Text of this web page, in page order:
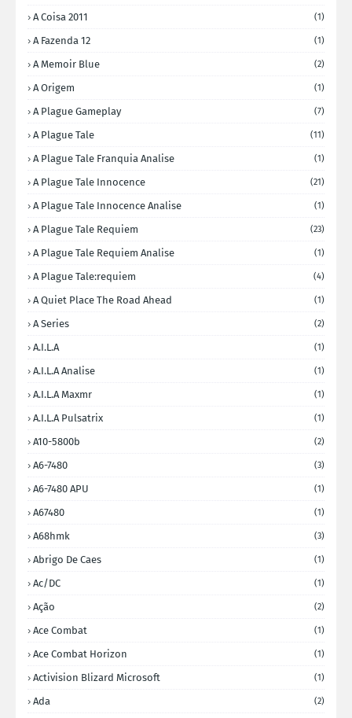
A Coisa 2011 (1)
A Fazenda 12 (1)
A Memoir Blue (2)
A Origem (1)
A Plague Gameplay (7)
A Plague Tale (11)
A Plague Tale Franquia Analise (1)
A Plague Tale Innocence (21)
A Plague Tale Innocence Analise (1)
A Plague Tale Requiem (23)
A Plague Tale Requiem Analise (1)
A Plague Tale:requiem (4)
A Quiet Place The Road Ahead (1)
A Series (2)
A.I.L.A (1)
A.I.L.A Analise (1)
A.I.L.A Maxmr (1)
A.I.L.A Pulsatrix (1)
A10-5800b (2)
A6-7480 (3)
A6-7480 APU (1)
A67480 (1)
A68hmk (3)
Abrigo De Caes (1)
Ac/DC (1)
Ação (2)
Ace Combat (1)
Ace Combat Horizon (1)
Activision Blizard Microsoft (1)
Ada (2)